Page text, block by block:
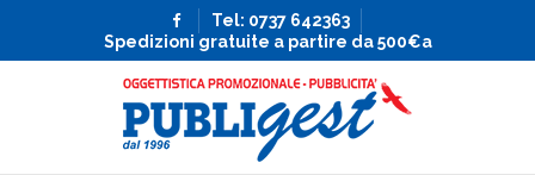
Tel: 0737 642363
Spedizioni gratuite a partire da 500€a